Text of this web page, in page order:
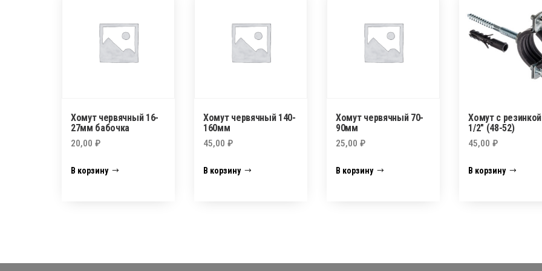
Хомут червячный 16-
27мм бабочка
20,00 ₽
В корзину
Хомут червячный 140-
160мм
45,00₽
В корзину
Хомут червячный 70-
90мм
25,00₽
В корзину
Хомут с
1/2″ (48-52)
45,00₽
В корзину